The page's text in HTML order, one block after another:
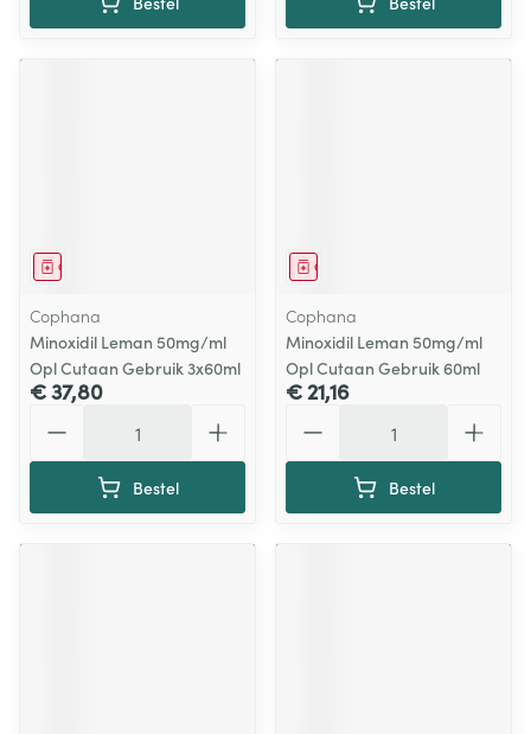
Geneesmiddel
Cophana
Minoxidil Leman 50mg/ml
Opl Cutaan Gebruik 3x60ml
€ 37,80
Bestel
Geneesmiddel
Cophana
Minoxidil Leman 50mg/ml
Opl Cutaan Gebruik 60ml
€ 21,16
Bestel